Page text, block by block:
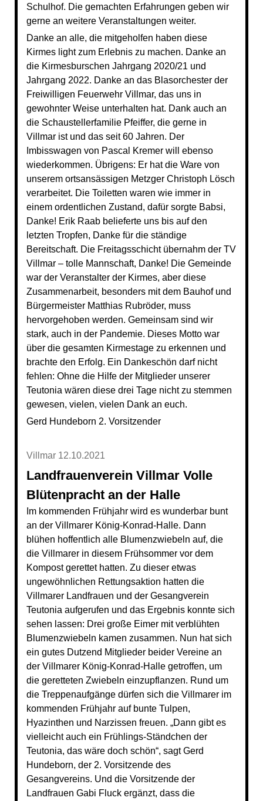
Schulhof. Die gemachten Erfahrungen geben wir
gerne an weitere Veranstaltungen weiter.
Danke an alle, die mitgeholfen haben diese
Kirmes light zum Erlebnis zu machen. Danke an
die Kirmesburschen Jahrgang 2020/21 und
Jahrgang 2022. Danke an das Blasorchester der
Freiwilligen Feuerwehr Villmar, das uns in
gewohnter Weise unterhalten hat. Dank auch an
die Schaustellerfamilie Pfeiffer, die gerne in
Villmar ist und das seit 60 Jahren. Der
Imbisswagen von Pascal Kremer will ebenso
wiederkommen. Übrigens: Er hat die Ware von
unserem ortsansässigen Metzger Christoph Lösch
verarbeitet. Die Toiletten waren wie immer in
einem ordentlichen Zustand, dafür sorgte Babsi,
Danke! Erik Raab belieferte uns bis auf den
letzten Tropfen, Danke für die ständige
Bereitschaft. Die Freitagsschicht übernahm der TV
Villmar – tolle Mannschaft, Danke! Die Gemeinde
war der Veranstalter der Kirmes, aber diese
Zusammenarbeit, besonders mit dem Bauhof und
Bürgermeister Matthias Rubröder, muss
hervorgehoben werden. Gemeinsam sind wir
stark, auch in der Pandemie. Dieses Motto war
über die gesamten Kirmestage zu erkennen und
brachte den Erfolg. Ein Dankeschön darf nicht
fehlen: Ohne die Hilfe der Mitglieder unserer
Teutonia wären diese drei Tage nicht zu stemmen
gewesen, vielen, vielen Dank an euch.
Gerd Hundeborn 2. Vorsitzender
Villmar 12.10.2021
Landfrauenverein Villmar Volle
Blütenpracht an der Halle
Im kommenden Frühjahr wird es wunderbar bunt
an der Villmarer König-Konrad-Halle. Dann
blühen hoffentlich alle Blumenzwiebeln auf, die
die Villmarer in diesem Frühsommer vor dem
Kompost gerettet hatten. Zu dieser etwas
ungewöhnlichen Rettungsaktion hatten die
Villmarer Landfrauen und der Gesangverein
Teutonia aufgerufen und das Ergebnis konnte sich
sehen lassen: Drei große Eimer mit verblühten
Blumenzwiebeln kamen zusammen. Nun hat sich
ein gutes Dutzend Mitglieder beider Vereine an
der Villmarer König-Konrad-Halle getroffen, um
die geretteten Zwiebeln einzupflanzen. Rund um
die Treppenaufgänge dürfen sich die Villmarer im
kommenden Frühjahr auf bunte Tulpen,
Hyazinthen und Narzissen freuen. „Dann gibt es
vielleicht auch ein Frühlings-Ständchen der
Teutonia, das wäre doch schön“, sagt Gerd
Hundeborn, der 2. Vorsitzende des
Gesangvereins. Und die Vorsitzende der
Landfrauen Gabi Fluck ergänzt, dass die